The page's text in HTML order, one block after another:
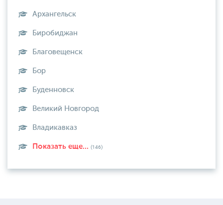
Архангельск
Биробиджан
Благовещенск
Бор
Буденновск
Великий Новгород
Владикавказ
Показать еще... (146)